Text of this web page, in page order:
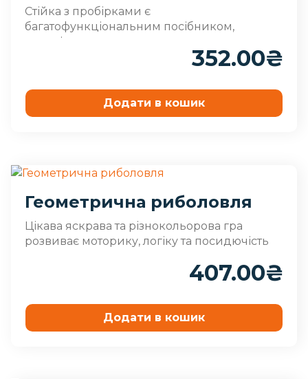
Стійка з пробірками є
багатофункціональним посібником,
незамінним ..
352.00₴
Додати в кошик
Геометрична риболовля
Цікава яскрава та різнокольорова гра
розвиває моторику, логіку та посидючість
407.00₴
Додати в кошик